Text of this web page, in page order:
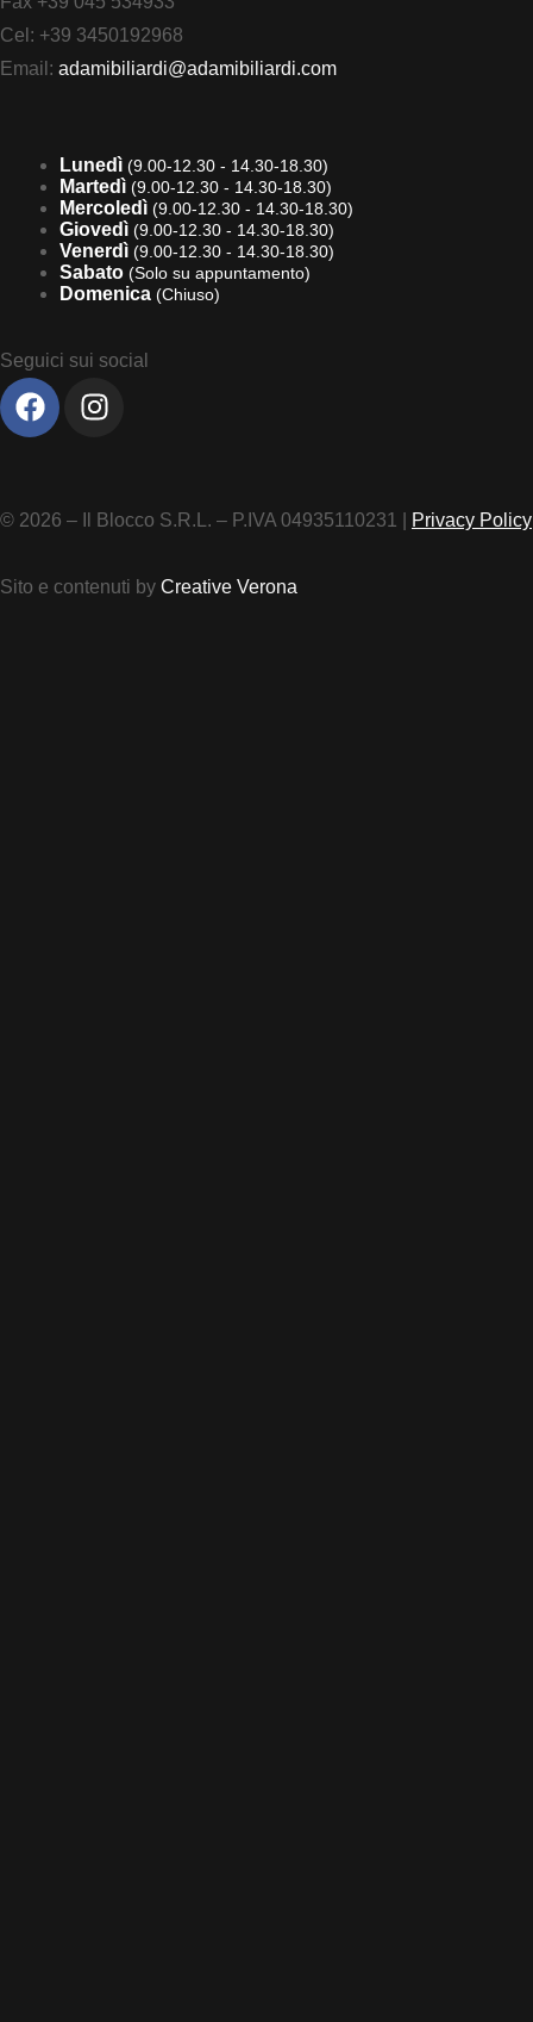
Cel: +39 3450192968
Email: adamibiliardi@adamibiliardi.com
Lunedì (9.00-12.30 - 14.30-18.30)
Martedì (9.00-12.30 - 14.30-18.30)
Mercoledì (9.00-12.30 - 14.30-18.30)
Giovedì (9.00-12.30 - 14.30-18.30)
Venerdì (9.00-12.30 - 14.30-18.30)
Sabato (Solo su appuntamento)
Domenica (Chiuso)
Seguici sui social
© 2026 – Il Blocco S.R.L. – P.IVA 04935110231 | Privacy Policy
Sito e contenuti by Creative Verona